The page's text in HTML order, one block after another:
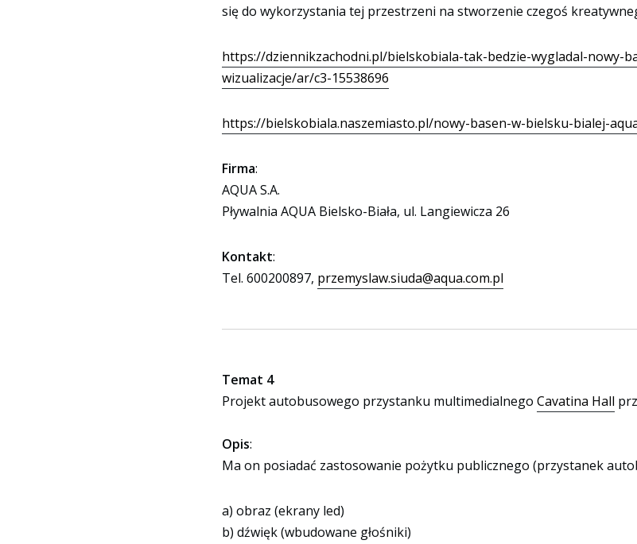
się do wykorzystania tej przestrzeni na stworzenie czegoś
https://dziennikzachodni.pl/bielskobiala-tak-bedzie-wygladal-nowy-
wizualizacje/ar/c3-15538696
https://bielskobiala.naszemiasto.pl/nowy-basen-w-bielsku-bialej-
Firma:
AQUA S.A.
Pływalnia AQUA Bielsko-Biała, ul. Langiewicza 26
Kontakt:
Tel. 600200897, przemyslaw.siuda@aqua.com.pl
Temat 4
Projekt autobusowego przystanku multimedialnego Cavatina Hall
Opis:
Ma on posiadać zastosowanie pożytku publicznego (przystanek
a) obraz (ekrany led)
b) dźwięk (wbudowane głośniki)